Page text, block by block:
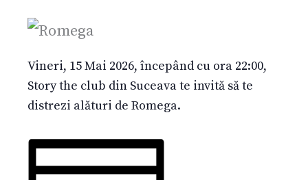
Vineri, 15 Mai 2026, începând cu ora 22:00,
Story the club din Suceava te invită să te
distrezi alături de Romega.